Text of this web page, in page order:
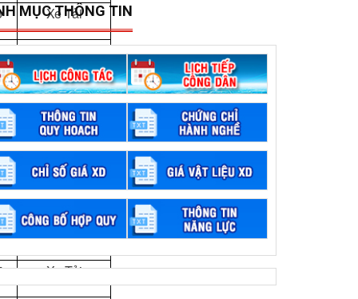
Xe Tải
Xe Tải
Xe Tải
Xe Tải
Xe Tải
Xe Tải
Xe Tải
Xe Tải
MỤC THÔNG TIN